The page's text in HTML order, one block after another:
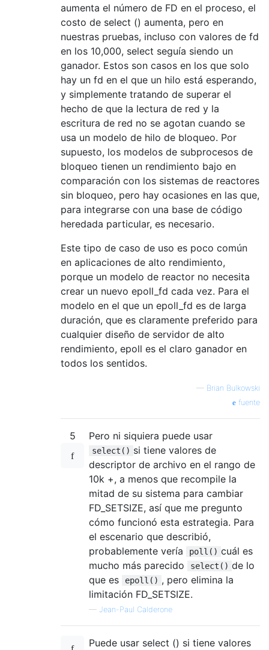
aumenta el número de FD en el proceso, el
costo de select () aumenta, pero en
nuestras pruebas, incluso con valores de fd
en los 10,000, select seguía siendo un
ganador. Estos son casos en los que solo
hay un fd en el que un hilo está esperando,
y simplemente tratando de superar el
hecho de que la lectura de red y la
escritura de red no se agotan cuando se
usa un modelo de hilo de bloqueo. Por
supuesto, los modelos de subprocesos de
bloqueo tienen un rendimiento bajo en
comparación con los sistemas de reactores
sin bloqueo, pero hay ocasiones en las que,
para integrarse con una base de código
heredada particular, es necesario.
Este tipo de caso de uso es poco común
en aplicaciones de alto rendimiento,
porque un modelo de reactor no necesita
crear un nuevo epoll_fd cada vez. Para el
modelo en el que un epoll_fd es de larga
duración, que es claramente preferido para
cualquier diseño de servidor de alto
rendimiento, epoll es el claro ganador en
todos los sentidos.
— Brian Bulkowski
fuente
5 Pero ni siquiera puede usar
select() si tiene valores de
descriptor de archivo en el rango de
10k +, a menos que recompile la
mitad de su sistema para cambiar
FD_SETSIZE, así que me pregunto
cómo funcionó esta estrategia. Para
el escenario que describió,
probablemente vería
poll() cuál es
mucho más parecido
select() de lo
que es
epoll() , pero elimina la
limitación FD_SETSIZE.
— Jean-Paul Calderone
Puede usar select () si tiene valores